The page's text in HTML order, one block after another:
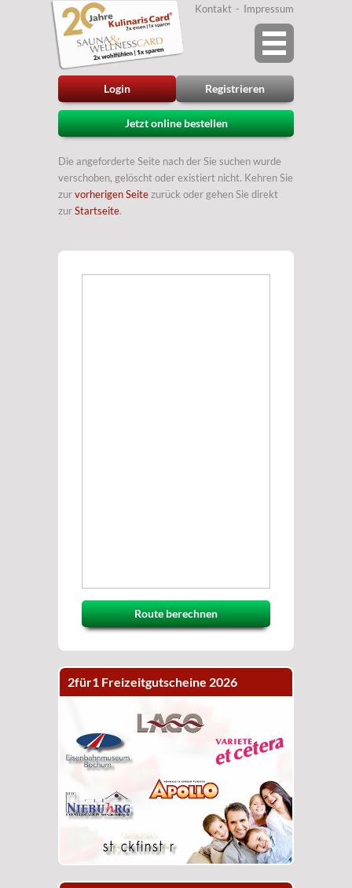
Login Registrieren
Kontakt Impressum
Jetzt online bestellen
Die angeforderte Seite nach der Sie suchen wurde
verschoben, gelöscht oder existiert nicht. Kehren Sie
zurvorherigen Seitezurück oder gehen Sie direkt
zurStartseite.
Route berechnen
2für1 Freizeitgutscheine 2026